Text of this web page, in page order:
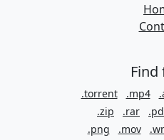
Find
.torrent .mp4
.zip
.rar
.png
.mov